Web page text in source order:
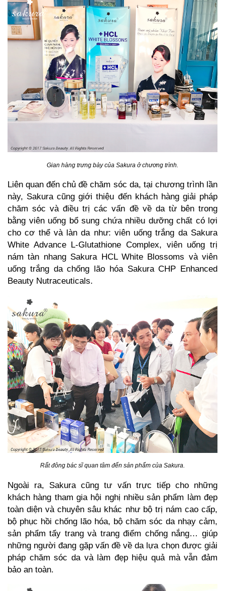
Gian hàng trưng bày của Sakura ở chương trình.
Liên quan đến chủ đề chăm sóc da, tại chương trình lần
này, Sakura cũng giới thiệu đến khách hàng giải pháp
chăm sóc và điều trị các vấn đề về da từ bên trong
bằng viên uống bổ sung chứa nhiều dưỡng chất có lợi
cho cơ thể và làn da như: viên uống trắng da Sakura
White Advance L-Glutathione Complex, viên uống trị
nám tàn nhang Sakura HCL White Blossoms và viên
uống trắng da chống lão hóa Sakura CHP Enhanced
Beauty Nutraceuticals.
Rất đông bác sĩ quan tâm đến sản phẩm của Sakura.
Ngoài ra, Sakura cũng tư vấn trực tiếp cho những
khách hàng tham gia hội nghị nhiều sản phẩm làm đẹp
toàn diện và chuyên sâu khác như bộ trị nám cao cấp,
bộ phục hồi chống lão hóa, bộ chăm sóc da nhạy cảm,
sản phẩm tẩy trang và trang điểm chống nắng… giúp
những người đang gặp vấn đề về da lựa chọn được giải
pháp chăm sóc da và làm đẹp hiệu quả mà vẫn đảm
bảo an toàn.